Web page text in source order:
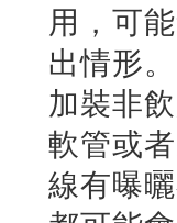
用，可
出情形
加裝非
軟管或
線有曝